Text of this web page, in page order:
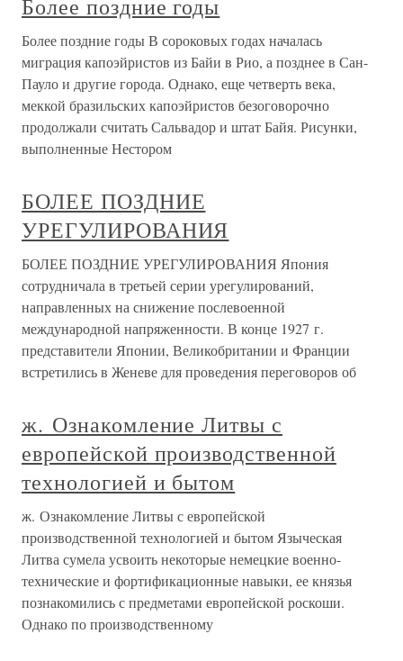
Более поздние годы
Более поздние годы В сороковых годах началась
миграция капоэйристов из Байи в Рио, а позднее в Сан-
Пауло и другие города. Однако, еще четверть века,
меккой бразильских капоэйристов безоговорочно
продолжали считать Сальвадор и штат Байя. Рисунки,
выполненные Нестором
БОЛЕЕ ПОЗДНИЕ
УРЕГУЛИРОВАНИЯ
БОЛЕЕ ПОЗДНИЕ УРЕГУЛИРОВАНИЯ Япония
сотрудничала в третьей серии урегулирований,
направленных на снижение послевоенной
международной напряженности. В конце 1927 г.
представители Японии, Великобритании и Франции
встретились в Женеве для проведения переговоров об
ж. Ознакомление Литвы с
европейской производственной
технологией и бытом
ж. Ознакомление Литвы с европейской
производственной технологией и бытом Языческая
Литва сумела усвоить некоторые немецкие военно-
технические и фортификационные навыки, ее князья
познакомились с предметами европейской роскоши.
Однако по производственному